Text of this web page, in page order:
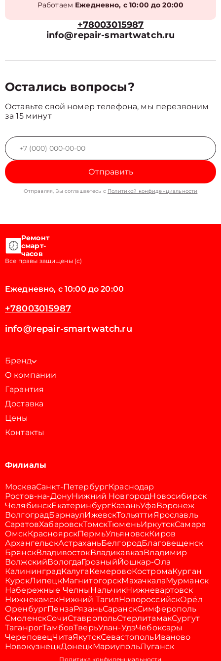
Работаем Ежедневно, с 10:00 до 20:00
+78003015987
info@repair-smartwatch.ru
Остались вопросы?
Оставьте свой номер телефона, мы перезвоним
за 15 минут
Отправить
Отправляя, Вы соглашаетесь с Политикой конфиденциальности
Ремонт
смарт-
часов
Все правы защищены (с)
Ежедневно, с 10:00 до 20:00
+78003015987
info@repair-smartwatch.ru
Бренд
О компании
Гарантия
Доставка
Цены
Контакты
Филиалы
МоскваСанкт-ПетербургКраснодар
Ростов-на-ДонуНижний НовгородНовосибирск
ЧелябинскЕкатеринбургКазаньУфаВоронеж
ВолгоградБарнаулИжевскТольяттиЯрославль
СаратовХабаровскТомскТюменьИркутскСамара
ОмскКрасноярскПермьУльяновскКиров
АрхангельскАстраханьБелгородБлаговещенск
БрянскВладивостокВладикавказВладимир
ВолжскийВологдаГрозныйЙошкар-Ола
КалининградКалугаКемеровоКостромаКурган
КурскЛипецкМагнитогорскМахачкалаМурманск
Набережные ЧелныНальчикНижневартовск
НижнекамскНижний ТагилНовороссийскОрёл
ОренбургПензаРязаньСаранскСимферополь
СмоленскСочиСтавропольСтерлитамакСургут
ТаганрогТамбовТверьУлан-УдэЧебоксары
ЧереповецЧитаЯкутскСевастопольИваново
НовокузнецкДонецкМариупольЛуганск
Политика конфиденциальности